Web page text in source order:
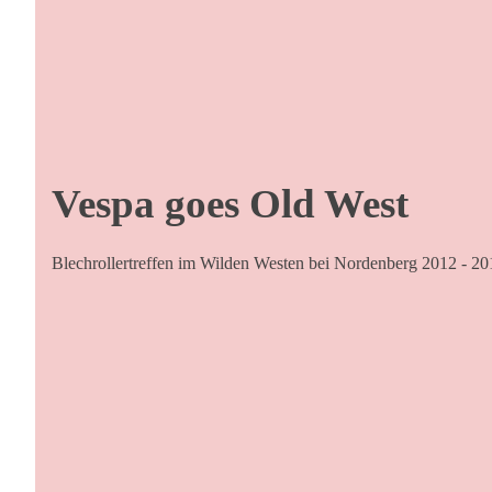
Vespa goes Old West
Blechrollertreffen im Wilden Westen bei Nordenberg 2012 -